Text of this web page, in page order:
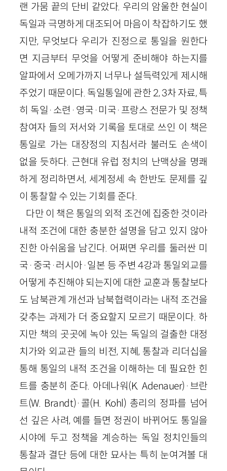
랜 가뭄 끝의 단비 같았다. 우리의 암울한 현실이
독일과 극명하게 대조되어 마음이 착잡하기도 했
지만, 무엇보다 우리가 진정으로 통일을 원한다
면 지금부터 무엇을 어떻게 준비해야 하는지를
알파에서 오메가까지 너무나 설득력있게 제시해
주었기 때문이다. 독일통일에 관한 2,3차 자료, 특
히 독일 · 소련 · 영국 · 미국· 프랑스 전문가 및 정책
참여자 들의 저서와 기록을 토대로 쓰인 이 책은
통일로 가는 대장정의 지침서라 불러도 손색이
없을 듯하다. 근현대 유럽 정치의 난맥상을 명쾌
하게 정리하면서, 세계정세 속 한반도 문제를 깊
이 통찰할 수 있는 기회를 준다.
다만 이 책은 통일의 외적 조건에 집중한 것이라
내적 조건에 대한 충분한 설명을 담고 있지 않아
진한 아쉬움을 남긴다. 어쩌면 우리를 둘러싼 미
국 · 중국 ·러시아 ·일본 등 주변4강과 통일외교를
어떻게 추진해야 되는지에 대한 교훈과 통찰보다
도 남북관계 개선과 남북협력이라는 내적 조건을
갖추는 과제가 더 중요할지 모르기 때문이다. 하
지만 책의 곳곳에 녹아 있는 독일의 걸출한 대정
치가와 외교관 들의 비전, 지혜, 통찰과 리더십을
통해 통일의 내적 조건을 이해하는 데 필요한 힌
트를 충분히 준다. 아데나워(K. Adenauer) · 브란
트(W. Brandt)· 콜(H. Kohl) 총리의 정파를 넘어
선 깊은 사려, 예를 들면 정권이 바뀌어도 통일을
시야에 두고 정책을 계승하는 독일 정치인들의
통찰과 결단 등에 대한 묘사는 특히 눈여겨볼 대